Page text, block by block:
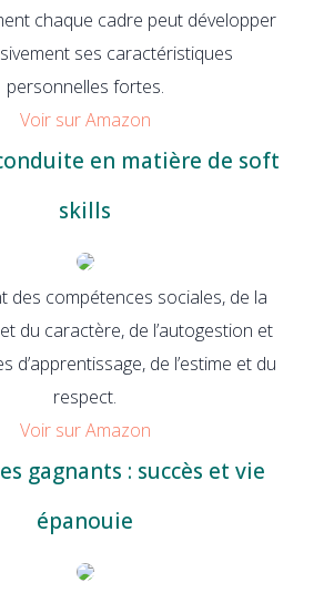
chaque cadre peut développer
ses caractéristiques
personnelles fortes.
Voir sur Amazon
en matière de soft
skills
des compétences sociales, de la
du caractère, de l’autogestion et
d’apprentissage, de l’estime et du
respect.
Voir sur Amazon
gagnants : succès et vie
épanouie